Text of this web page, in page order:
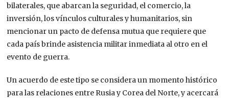
bilaterales, que abarcan la seguridad, el comercio, la
inversión, los vínculos culturales y humanitarios, sin
mencionar un pacto de defensa mutua que requiere que
cada país brinde asistencia militar inmediata al otro en el
evento de guerra.
Un acuerdo de este tipo se considera un momento histórico
para las relaciones entre Rusia y Corea del Norte, y acercará